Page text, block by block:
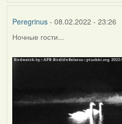
Peregrinus- 08.02.2022 - 23:26
Ночные гости...